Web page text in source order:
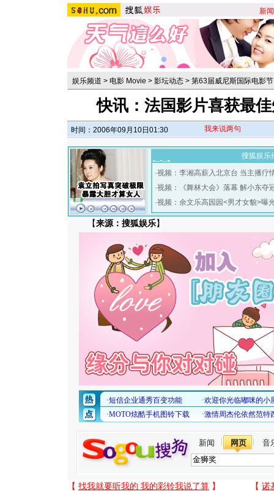
新闻
娱乐频道 > 电影 Movie > 影坛动态 > 第63届威尼斯国际电影节
快讯：法国影片喜获最
时间：2006年09月10日01:30 我来说两句
搜狐娱乐
·视频：李湘高薪入北京台 当主播疗
·视频：《舞林大会》落幕 解小东夺
·视频：余文乐高园园<男才女貌>曝
【来源：搜狐娱乐】
新闻 网页 音